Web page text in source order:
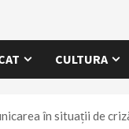
CULTURA
în situații de